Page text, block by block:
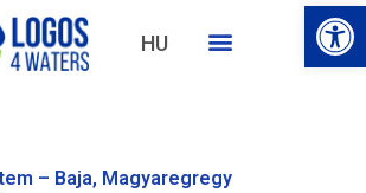
HU
EN
– Baja, Magyaregregy